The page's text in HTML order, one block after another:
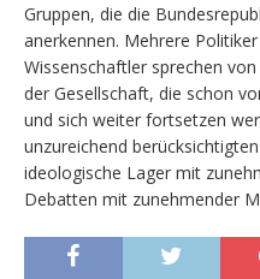
Gruppen, die die
anerkennen. Mehrere
Wissenschaftler sprechen
der Gesellschaft, die schon
und sich weiter fortsetzen
unzureichend
ideologische Lager mit
Debatten mit zunehmender